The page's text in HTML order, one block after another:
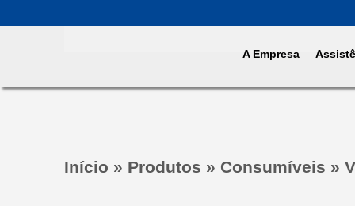
A Empresa
Início » Produtos » Consumíveis »